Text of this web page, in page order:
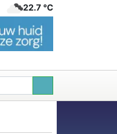
22.7 ℃